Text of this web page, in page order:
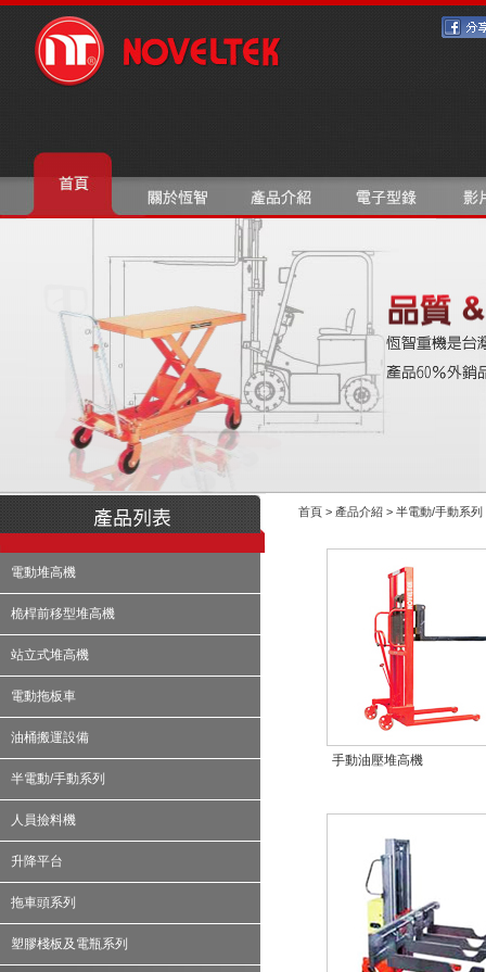
電動堆高機
桅桿前移型堆高機
站立式堆高機
電動拖板車
油桶搬運設備
半電動/手動系列
人員撿料機
升降平台
拖車頭系列
塑膠棧板及電瓶系列
首頁 > 產品介紹 > 半電動/手動系列
手動油壓堆高機